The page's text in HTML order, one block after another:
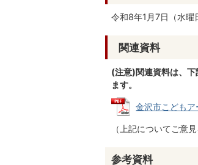
令和8年1月7日（水
関連資料
(注意)関連資料は、
ます。
金沢市こども
（上記についてご意
参考資料